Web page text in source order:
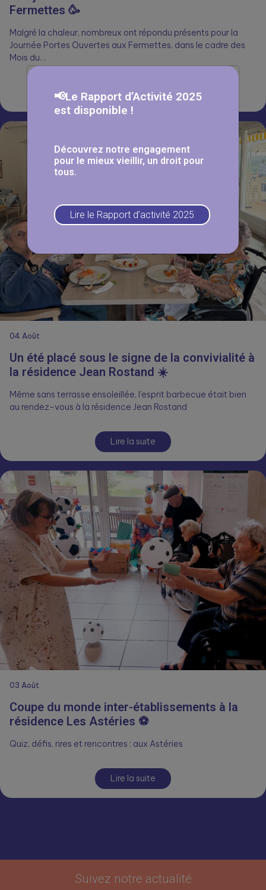
Fermettes 🥳
Malgré la chaleur, nombreux ont répondu présents pour la
Journée Portes Ouvertes aux Fermettes, dans le cadre des
Mois du…
Lire la suite
04 Août
Un été placé sous le signe de la convivialité à
la résidence Jean Rostand ☀️
Même sans terrasse ensoleillée, l’esprit barbecue était bien
au rendez-vous à la résidence Jean Rostand
Lire la suite
03 Août
Coupe du monde inter-établissements à la
résidence Les Astéries ⚽
Quiz, défis, rires et rencontres : aux Astéries
Lire la suite
Suivez notre actualité
📢Le Rapport d’Activité 2025
est disponible !
Découvrez notre engagement
pour le mieux vieillir, un droit pour
tous.
Lire le Rapport d’activité 2025